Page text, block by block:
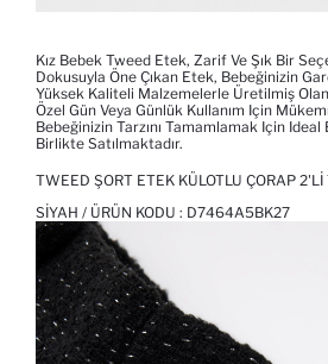
Kız Bebek Tweed Etek, Zarif Ve Şık Bir
Dokusuyla Öne Çıkan Etek, Bebeğinizin
Yüksek Kaliteli Malzemelerle Üretilmiş
Özel Gün Veya Günlük Kullanım Için
Bebeğinizin Tarzını Tamamlamak Için
Birlikte Satılmaktadır.
TWEED ŞORT ETEK KÜLOTLU ÇORAP
SIYAH / ÜRÜN KODU : D7464A5BK27